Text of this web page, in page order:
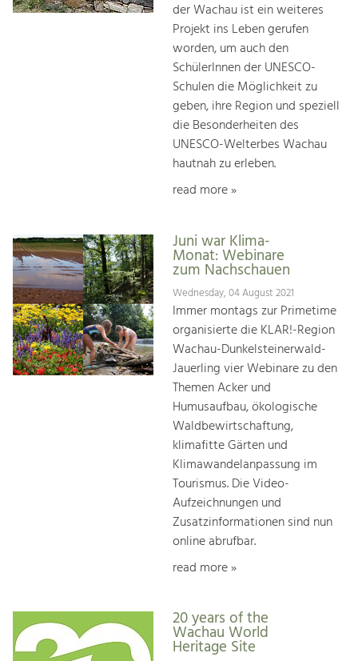
der Wachau ist ein weiteres
Projekt ins Leben gerufen
worden, um auch den
SchülerInnen der UNESCO-
Schulen die Möglichkeit zu
geben, ihre Region und speziell
die Besonderheiten des
UNESCO-Welterbes Wachau
hautnah zu erleben.
read more »
Juni war Klima-
Monat: Webinare
zum Nachschauen
Wednesday, 04 August 2021
Immer montags zur Primetime
organisierte die KLAR!-Region
Wachau-Dunkelsteinerwald-
Jauerling vier Webinare zu den
Themen Acker und
Humusaufbau, ökologische
Waldbewirtschaftung,
klimafitte Gärten und
Klimawandelanpassung im
Tourismus. Die Video-
Aufzeichnungen und
Zusatzinformationen sind nun
online abrufbar.
read more »
20 years of the
Wachau World
Heritage Site